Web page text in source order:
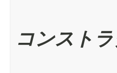
コンスト